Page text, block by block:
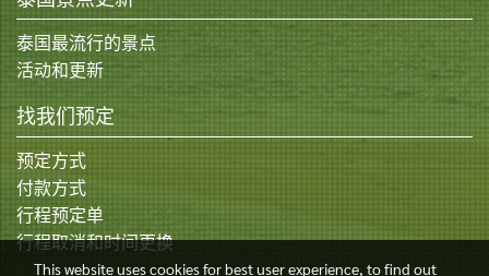
泰国最流行的景点
活动和更新
找我们预定
预定方式
付款方式
行程预定单
行程取消和时间更换
This website uses cookies for best user experience, to find out